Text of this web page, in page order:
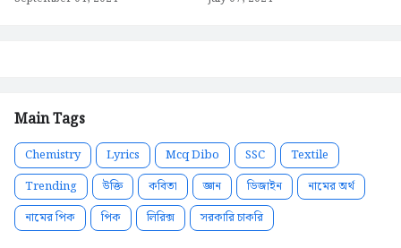
Main Tags
Chemistry Lyrics Mcq Dibo SSC
Textile
Trending
উক্তি কবিতা জ্ঞান ডিজাইন
নামের অর্থ
নামের পিক
পিক লিরিক্স সরকারি চাকরি